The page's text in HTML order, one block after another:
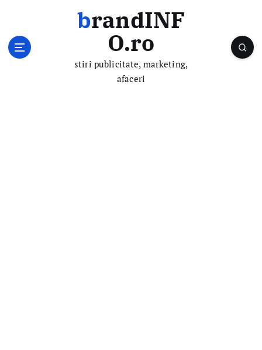
brandINF
O.ro
stiri publicitate, marketing,
afaceri